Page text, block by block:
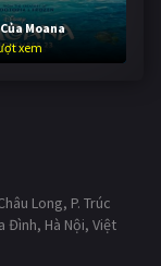
Moana
xem
Long, P. Trúc
Đình, Hà Nội, Việt